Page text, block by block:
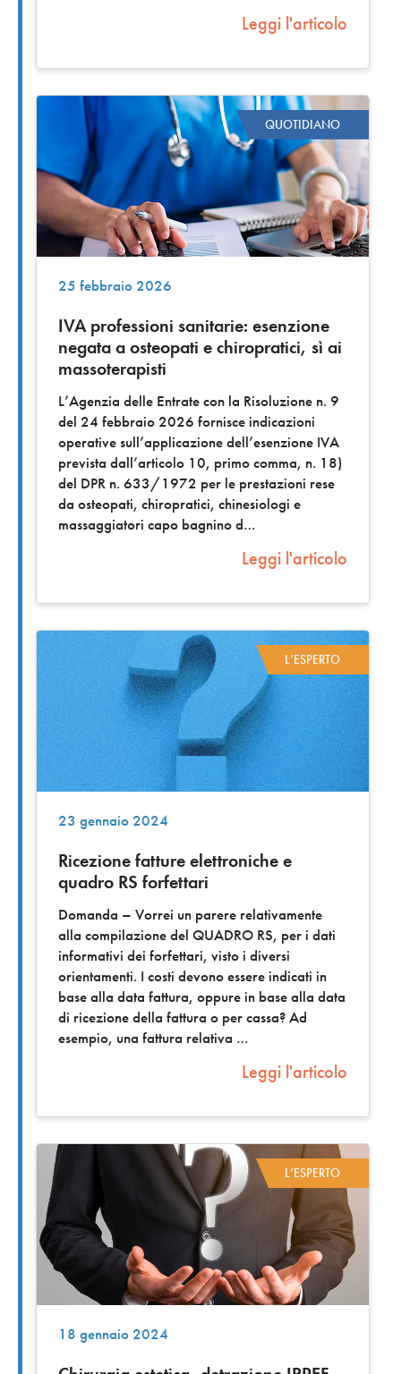
Leggi l'articolo
QUOTIDIANO
25 febbraio 2026
IVA professioni sanitarie: esenzione
negata a osteopati e chiropratici, sì ai
massoterapisti
L’Agenzia delle Entrate con la Risoluzione n. 9
del 24 febbraio 2026 fornisce indicazioni
operative sull’applicazione dell’esenzione IVA
prevista dall’articolo 10, primo comma, n. 18)
del DPR n. 633/1972 per le prestazioni rese
da osteopati, chiropratici, chinesiologi e
massaggiatori capo bagnino d
Leggi l'articolo
L’ESPERTO
23 gennaio 2024
Ricezione fatture elettroniche e
quadro RS forfettari
Domanda – Vorrei un parere relativamente
alla compilazione del QUADRO RS, per i dati
informativi dei forfettari, visto i diversi
orientamenti. I costi devono essere indicati in
base alla data fattura, oppure in base alla data
di ricezione della fattura o per cassa? Ad
esempio, una fattura relativa
Leggi l'articolo
L’ESPERTO
18 gennaio 2024